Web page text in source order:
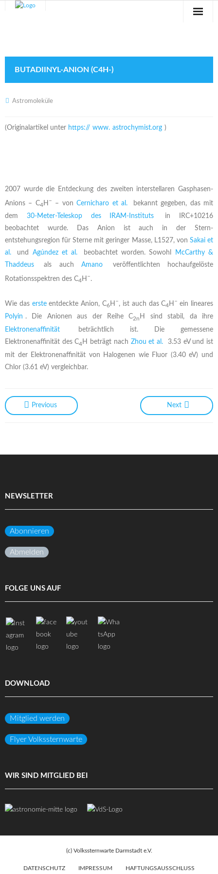
Veranstaltungen
Blog
Galerie
BUTADIINYL-ANION (C4H-)
Astromoleküle
(Originalartikel unter https:// www. astrochymist.org )
2007 wurde die Entdeckung des zweiten interstellaren Gasphasen-
Anions – C4H – – vonCernicharo et al.
bekannt gegeben, das mit
dem 30-Meter-Teleskop des IRAM-Instituts
in IRC+10216
beobachtet wurde. Das Anion ist auch in der Stern-
entstehungsregion für Sterne mit geringer Masse, L1527, von Sakai et
al.
und Agúndez et al. beobachtet worden. Sowohl
McCarthy &
Thaddeus
als auchAmano veröffentlichten hochaufgelöste
Rotationsspektren des C4H –.
Wie das ersteentdeckte Anion, C6H –, ist auch das C4H – ein lineares
Polyin . Die Anionen aus der Reihe C2n H sind stabil, da ihre
Elektronenaffinität
beträchtlich ist. Die gemessene
Elektronenaffinität des C4H beträgt nach Zhou et al.
3.53 eV und ist
mit der Elektronenaffinität von Halogenen wie Fluor (3.40 eV) und
Chlor (3.61 eV) vergleichbar.
Previous Next
NEWSLETTER
Abonnieren
Abmelden
FOLGE UNS AUF
DOWNLOAD
Mitglied werden
Flyer Volkssternwarte
WIR SIND MITGLIED BEI
(c) Volkssternwarte Darmstadt e.V.
DATENSCHUTZ IMPRESSUM HAFTUNGSAUSSCHLUSS